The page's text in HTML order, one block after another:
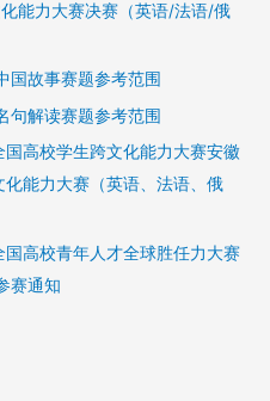
能力大赛决赛（英语/法语/俄
国故事赛题参考范围
句解读赛题参考范围
国高校学生跨文化能力大赛安徽
能力大赛（英语、法语、俄
国高校青年人才全球胜任力大赛
赛通知